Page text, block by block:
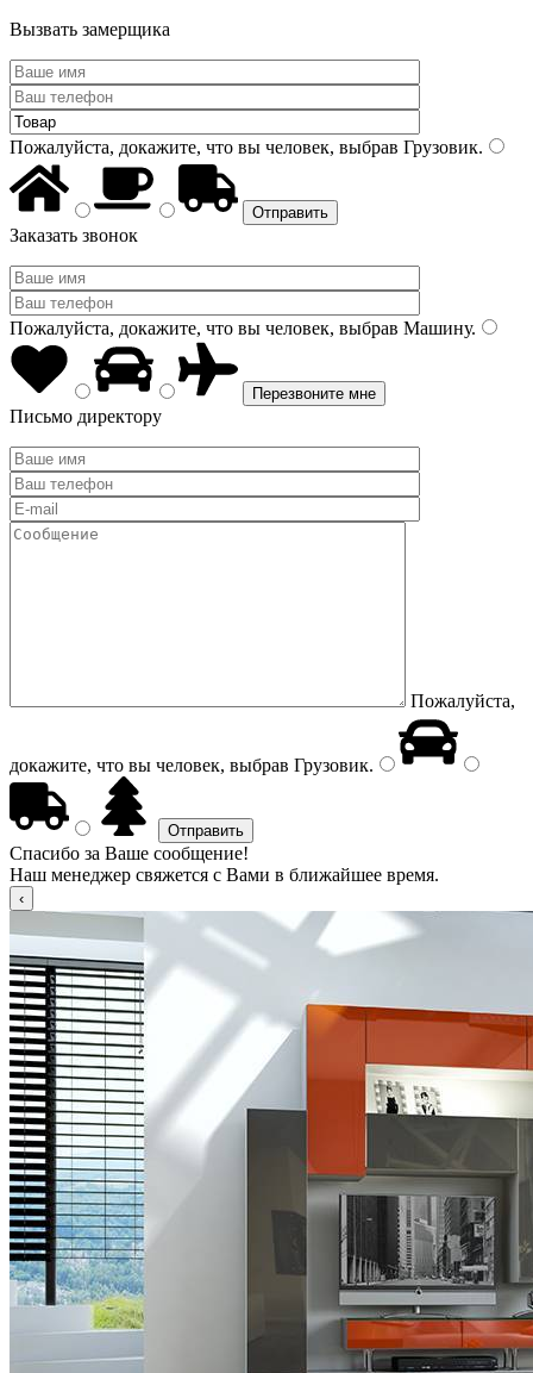
Вызвать замерщика
Пожалуйста, докажите, что вы человек, выбрав Грузовик.
Заказать звонок
Пожалуйста, докажите, что вы человек, выбрав Машину.
Письмо директору
Пожалуйста,
докажите, что вы человек, выбрав Грузовик.
Спасибо за Ваше сообщение!
Наш менеджер свяжется с Вами в ближайшее время.